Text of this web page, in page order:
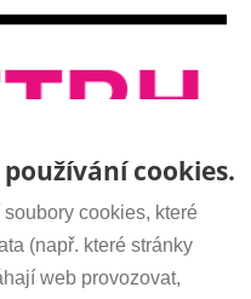
cookies.
cookies, které
(např. které stránky
web provozovat,